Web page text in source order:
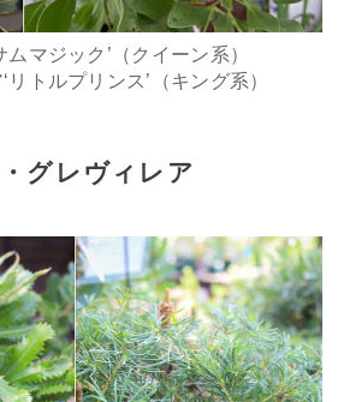
マジック’（クイーン系）
トルプリンス’（キング系）
グレヴィレア